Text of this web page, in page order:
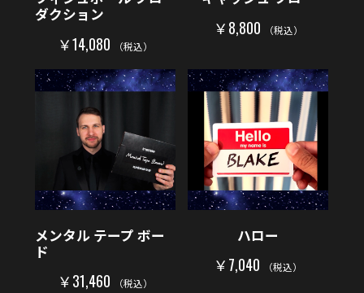
ダクション
￥14,080 （税込）
￥8,800 （税込）
メンタル テープ ボー
ド
￥31,460 （税込）
ハロー
￥7,040 （税込）